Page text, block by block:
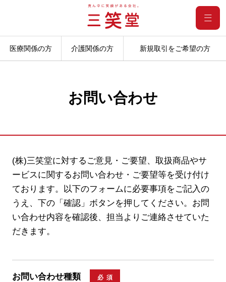
医療関係の方 介護関係の方 新規取引をご希望の方
お問い合わせ
(株)三笑堂に対するご意見・ご要望、取扱商品やサ
ービスに関するお問い合わせ・ご要望等を受け付け
ております。 以下のフォームに必要事項をご記入の
うえ、下の「確認」ボタンを押してください。 お問
い合わせ内容を確認後、担当よりご連絡させていた
だきます。
お問い合わせ種類 必須